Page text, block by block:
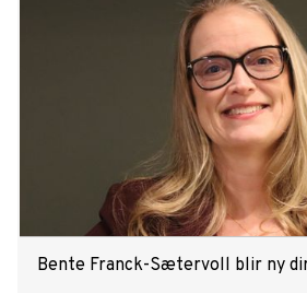
bidratt med solid AI-kompetanse i
Bente Franck-Sætervoll blir ny